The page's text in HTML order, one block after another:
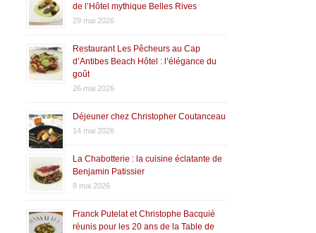
de l’Hôtel mythique Belles Rives
29 mai 2026
Restaurant Les Pêcheurs au Cap
d’Antibes Beach Hôtel : l’élégance du
goût
26 mai 2026
Déjeuner chez Christopher Coutanceau
14 mai 2026
La Chabotterie : la cuisine éclatante de
Benjamin Patissier
8 mai 2026
Franck Putelat et Christophe Bacquié
réunis pour les 20 ans de la Table de